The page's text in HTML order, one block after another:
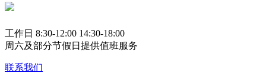
工作日 8:30-12:00 14:30-18:00
周六及部分节假日提供值班服务
联系我们